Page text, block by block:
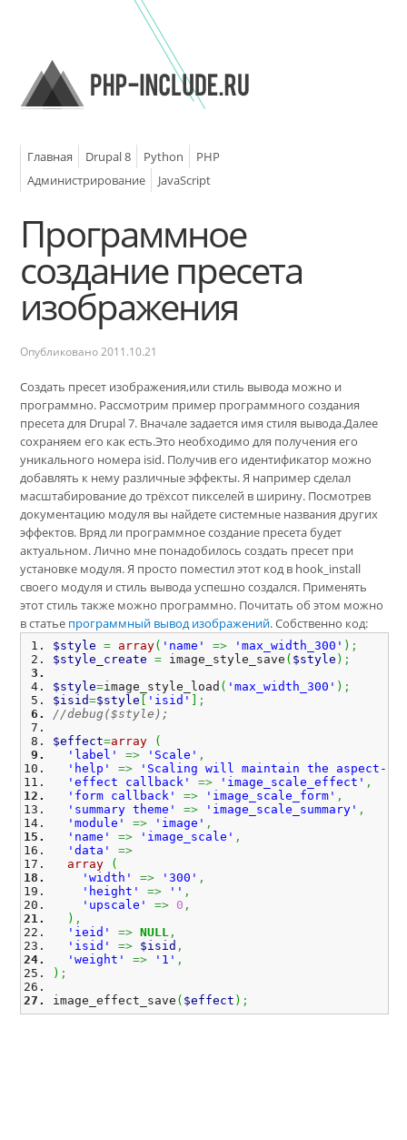
Главная Drupal 8 Python
PHP
Администрирование
JavaScript
Программное
создание пресета
изображения
Опубликовано 2011.10.21
Создать пресет изображения,или стиль вывода можно и
программно. Рассмотрим пример программного создания
пресета для Drupal 7. Вначале задается имя стиля вывода.Далее
сохраняем его как есть.Это необходимо для получения его
уникального номера isid. Получив его идентификатор можно
добавлять к нему различные эффекты. Я например сделал
масштабирование до трёхсот пикселей в ширину. Посмотрев
документацию модуля вы найдете системные названия других
эффектов. Вряд ли программное создание пресета будет
актуальном. Лично мне понадобилось создать пресет при
установке модуля. Я просто поместил этот код в hook_install
своего модуля и стиль вывода успешно создался. Применять
этот стиль также можно программно. Почитать об этом можно
в статье программный вывод изображений. Собственно код:
$style = array( 'name' => 'max_width_300' ) ;
$style_create
= image_style_save ( $style ) ;
$style=image_style_load ( 'max_width_300' ) ;
$isid=$style 'isid'
;
//debug($style);
$effect=array
(
'label'
=> 'Scale' ,
'help'
=>
'Scaling will maintain the aspect-
'effect callback'
=> 'image_scale_effect' ,
'form callback'
=> 'image_scale_form' ,
'summary theme'
=> 'image_scale_summary' ,
'module'
=> 'image' ,
'name'
=> 'image_scale' ,
'data'
=>
array
(
'width'
=> '300' ,
'height'
=> '' ,
'upscale'
=> 0 ,
) ,
'ieid'
=> NULL ,
'isid'
=> $isid ,
'weight'
=> '1' ,
) ;
image_effect_save ( $effect ) ;